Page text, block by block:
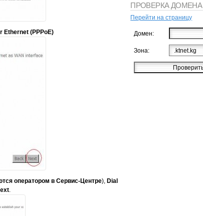
Ethernet (PPPoE)
оператором в Сервис-Центре), Dial
.
ПРОВЕРКА ДОМЕНА
Перейти на страницу
Домен:
Зона: